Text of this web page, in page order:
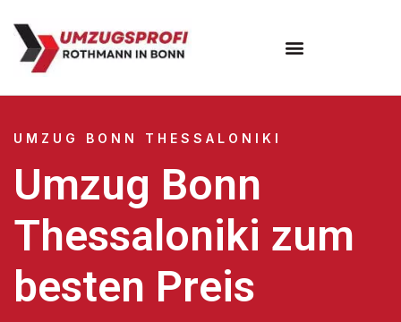
UMZUG BONN THESSALONIKI
Umzug Bonn
Thessaloniki zum
besten Preis